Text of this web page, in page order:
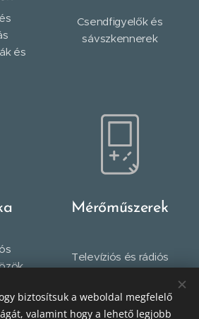
és
Csendfigyelők és
sávszkennerek
Mérőműszerek
Televíziós és rádiós
biztosítsuk a weboldal megfelelő
valamint hogy a lehető legjobb